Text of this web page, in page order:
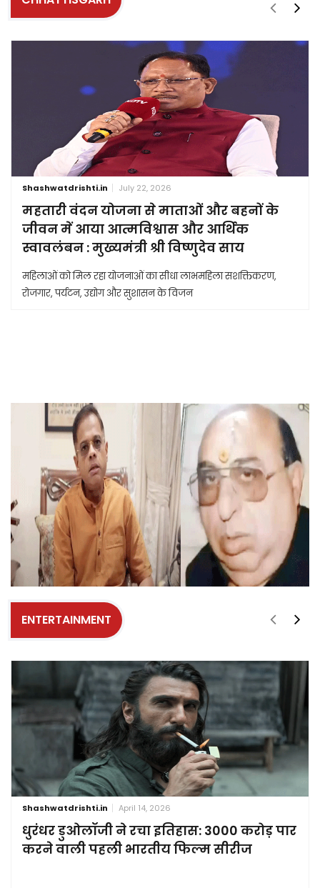
Shashwatdrishti.in July 22, 2026
महतारी वंदन योजना से माताओं और बहनों के
जीवन में आया आत्मविश्वास और आर्थिक
स्वावलंबन : मुख्यमंत्री श्री विष्णुदेव साय
महिलाओं को मिल रहा योजनाओं का सीधा लाभमहिला सशक्तिकरण,
रोजगार, पर्यटन, उद्योग और सुशासन के विजन
ENTERTAINMENT
Shashwatdrishti.in April 14, 2026
धुरंधर डुओलॉजी ने रचा इतिहास: 3000 करोड़ पार
करने वाली पहली भारतीय फिल्म सीरीज